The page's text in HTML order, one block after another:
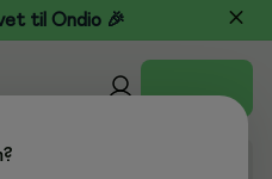
til Ondio 🎉